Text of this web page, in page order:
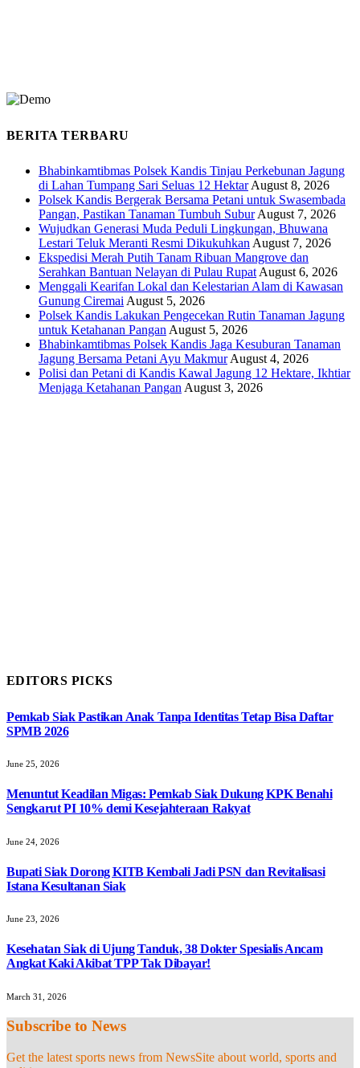
BERITA TERBARU
Bhabinkamtibmas Polsek Kandis Tinjau Perkebunan Jagung
di Lahan Tumpang Sari Seluas 12 Hektar August 8, 2026
Polsek Kandis Bergerak Bersama Petani untuk Swasembada
Pangan, Pastikan Tanaman Tumbuh Subur August 7, 2026
Wujudkan Generasi Muda Peduli Lingkungan, Bhuwana
Lestari Teluk Meranti Resmi Dikukuhkan August 7, 2026
Ekspedisi Merah Putih Tanam Ribuan Mangrove dan
Serahkan Bantuan Nelayan di Pulau Rupat August 6, 2026
Menggali Kearifan Lokal dan Kelestarian Alam di Kawasan
Gunung Ciremai August 5, 2026
Polsek Kandis Lakukan Pengecekan Rutin Tanaman Jagung
untuk Ketahanan Pangan August 5, 2026
Bhabinkamtibmas Polsek Kandis Jaga Kesuburan Tanaman
Jagung Bersama Petani Ayu Makmur August 4, 2026
Polisi dan Petani di Kandis Kawal Jagung 12 Hektare, Ikhtiar
Menjaga Ketahanan Pangan August 3, 2026
EDITORS PICKS
Pemkab Siak Pastikan Anak Tanpa Identitas Tetap Bisa Daftar
SPMB 2026
June 25, 2026
Menuntut Keadilan Migas: Pemkab Siak Dukung KPK Benahi
Sengkarut PI 10% demi Kesejahteraan Rakyat
June 24, 2026
Bupati Siak Dorong KITB Kembali Jadi PSN dan Revitalisasi
Istana Kesultanan Siak
June 23, 2026
Kesehatan Siak di Ujung Tanduk, 38 Dokter Spesialis Ancam
Angkat Kaki Akibat TPP Tak Dibayar!
March 31, 2026
Subscribe to News
Get the latest sports news from NewsSite about world, sports and